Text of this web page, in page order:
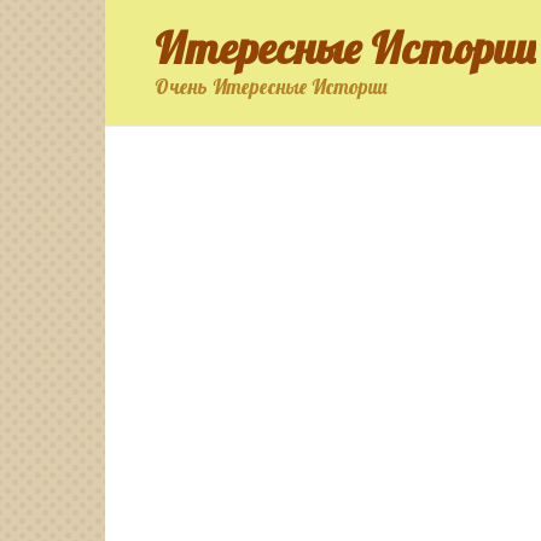
Итересные Истории
Очень Итересные Истории